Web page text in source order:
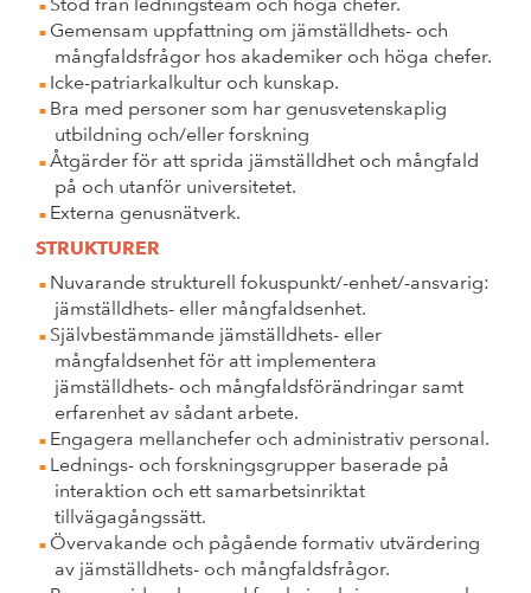
Gemensam uppfattning om jämställdhets- och
mångfaldsfrågor hos akademiker och höga chefer.
Icke-patriarkalkultur och kunskap.
Bra med personer som har genusvetenskaplig
utbildning och/eller forskning
Åtgärder för att sprida jämställdhet och mångfald
på och utanför universitetet.
Externa genusnätverk.
STRUKTURER
Nuvarande strukturell fokuspunkt/-enhet/-ansvarig:
jämställdhets- eller mångfaldsenhet.
Självbestämmande jämställdhets- eller
mångfaldsenhet för att implementera
jämställdhets- och mångfaldsförändringar samt
erfarenhet av sådant arbete.
Engagera mellanchefer och administrativ personal.
Lednings- och forskningsgrupper baserade på
interaktion och ett samarbetsinriktat
tillvägagångssätt.
Övervakande och pågående formativ utvärdering
av jämställdhets- och mångfaldsfrågor.